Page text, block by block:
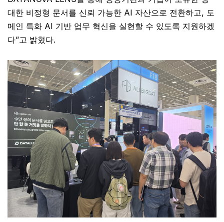
대한 비정형 문서를 신뢰 가능한 AI 자산으로 전환하고, 도
메인 특화 AI 기반 업무 혁신을 실현할 수 있도록 지원하겠
다”고 밝혔다.